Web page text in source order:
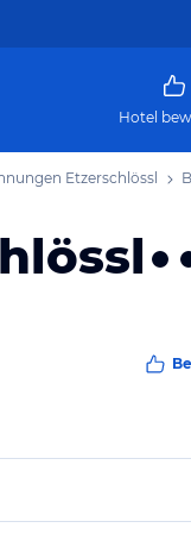
Hotel
Etzerschlössl